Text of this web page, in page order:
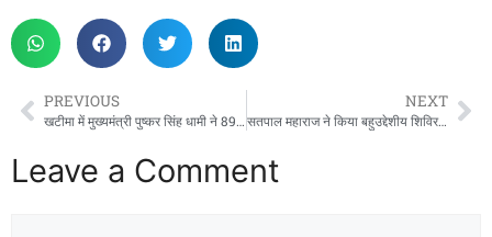
PREVIOUS
खटीमा में मुख्यमंत्री पुष्कर सिंह धामी ने 89 लाख रुपये की विकास योजनाओं का किया लोकार्पण
NEXT
सतपाल महाराज ने किया बहुउद्देशीय शिविर का शुभारंभ, स्वास्थ्य सेवाओं का लोगों ने उठाया लाभ
Leave a Comment